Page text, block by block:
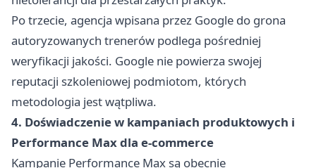
Po trzecie, agencja wpisana przez Google do grona
autoryzowanych trenerów podlega pośredniej
weryfikacji jakości. Google nie powierza swojej
reputacji szkoleniowej podmiotom, których
metodologia jest wątpliwa.
4. Doświadczenie w kampaniach produktowych i
Performance Max dla e-commerce
Kampanie Performance Max są obecnie